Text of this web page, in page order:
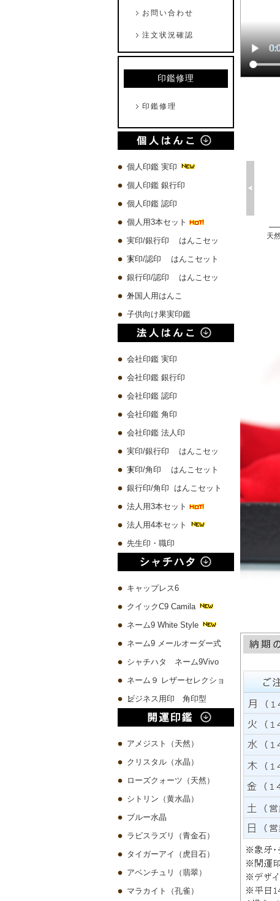
お問い合わせ
注文状況確認
印鑑修理
印鑑修理
個人印鑑 実印
個人印鑑 銀行印
個人印鑑 認印
個人用3本セット
実印/銀行印 はんこセッ
ト
実印/認印 はんこセット
銀行印/認印 はんこセッ
ト
外国人用はんこ
子供向け果実印鑑
会社印鑑 実印
会社印鑑 銀行印
会社印鑑 認印
会社印鑑 角印
会社印鑑 法人印
実印/銀行印 はんこセッ
ト
実印/角印 はんこセット
銀行印/角印 はんこセット
法人用3本セット
法人用4本セット
先生印・職印
キャップレス6
クイックC9 Camila
ネーム9 White Style
ネーム9 メールオーダー式
シャチハタ ネーム9Vivo
ネーム９ レザーセレクショ
ン
ビジネス用印 角印型
アメジスト（天然）
クリスタル（水晶）
ローズクォーツ（天然）
シトリン（黄水晶）
ブルー水晶
ラビスラズリ（青金石）
タイガーアイ（虎目石）
アベンチュリ（翡翠）
マラカイト（孔雀）
琥珀樹脂印鑑 ケース付き【一日10本限定】
4,500 円
19,780 円